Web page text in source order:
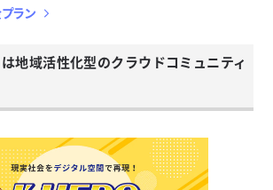
ラン
地域活性化型のクラウドコミュニティ